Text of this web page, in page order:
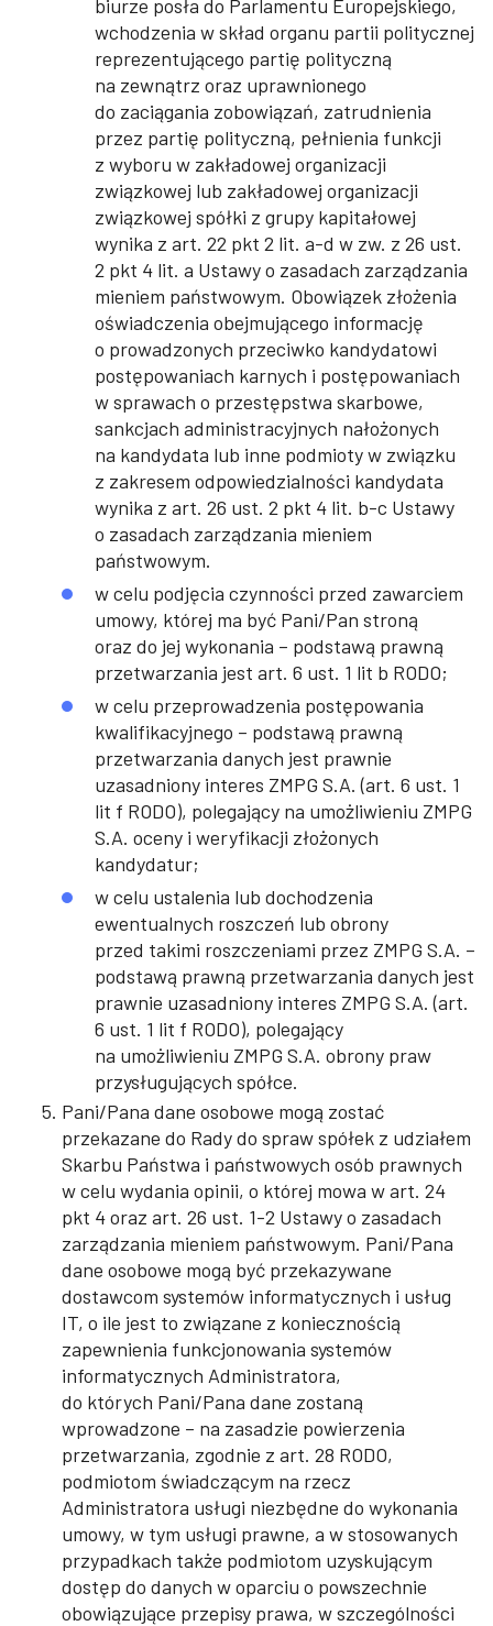
biurze posła do Parlamentu Europejskiego,
wchodzenia w skład organu partii politycznej
reprezentującego partię polityczną
na zewnątrz oraz uprawnionego
do zaciągania zobowiązań, zatrudnienia
przez partię polityczną, pełnienia funkcji
z wyboru w zakładowej organizacji
związkowej lub zakładowej organizacji
związkowej spółki z grupy kapitałowej
wynika z art. 22 pkt 2 lit. a-d w zw. z 26 ust.
2 pkt 4 lit. a Ustawy o zasadach zarządzania
mieniem państwowym. Obowiązek złożenia
oświadczenia obejmującego informację
o prowadzonych przeciwko kandydatowi
postępowaniach karnych i postępowaniach
w sprawach o przestępstwa skarbowe,
sankcjach administracyjnych nałożonych
na kandydata lub inne podmioty w związku
z zakresem odpowiedzialności kandydata
wynika z art. 26 ust. 2 pkt 4 lit. b-c Ustawy
o zasadach zarządzania mieniem
państwowym.
w celu podjęcia czynności przed zawarciem
umowy, której ma być Pani/Pan stroną
oraz do jej wykonania – podstawą prawną
przetwarzania jest art. 6 ust. 1 lit b RODO;
w celu przeprowadzenia postępowania
kwalifikacyjnego – podstawą prawną
przetwarzania danych jest prawnie
uzasadniony interes ZMPG S.A. (art. 6 ust. 1
lit f RODO), polegający na umożliwieniu ZMPG
S.A. oceny i weryfikacji złożonych
kandydatur;
w celu ustalenia lub dochodzenia
ewentualnych roszczeń lub obrony
przed takimi roszczeniami przez ZMPG S.A. –
podstawą prawną przetwarzania danych jest
prawnie uzasadniony interes ZMPG S.A. (art.
6 ust. 1 lit f RODO), polegający
na umożliwieniu ZMPG S.A. obrony praw
przysługujących spółce.
Pani/Pana dane osobowe mogą zostać
przekazane do Rady do spraw spółek z udziałem
Skarbu Państwa i państwowych osób prawnych
w celu wydania opinii, o której mowa w art. 24
pkt 4 oraz art. 26 ust. 1-2 Ustawy o zasadach
zarządzania mieniem państwowym. Pani/Pana
dane osobowe mogą być przekazywane
dostawcom systemów informatycznych i usług
IT, o ile jest to związane z koniecznością
zapewnienia funkcjonowania systemów
informatycznych Administratora,
do których Pani/Pana dane zostaną
wprowadzone – na zasadzie powierzenia
przetwarzania, zgodnie z art. 28 RODO,
podmiotom świadczącym na rzecz
Administratora usługi niezbędne do wykonania
umowy, w tym usługi prawne, a w stosowanych
przypadkach także podmiotom uzyskującym
dostęp do danych w oparciu o powszechnie
obowiązujące przepisy prawa, w szczególności